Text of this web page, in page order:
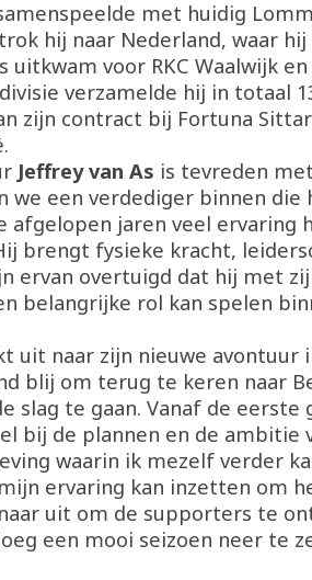
met huidig
hij naar Nederland, waar hij
uitkwam voor RKC Waalwijk
verzamelde hij in totaal
zijn contract bij Fortuna
Jeffrey van As is tevreden
we een verdediger binnen die
afgelopen jaren veel ervaring
brengt fysieke kracht,
ervan overtuigd dat hij met
belangrijke rol kan spelen
uit naar zijn nieuwe avontuur
blij om terug te keren naar
slag te gaan. Vanaf de eerste
bij de plannen en de ambitie
waarin ik mezelf verder
ervaring kan inzetten om
uit om de supporters te
een mooi seizoen neer te